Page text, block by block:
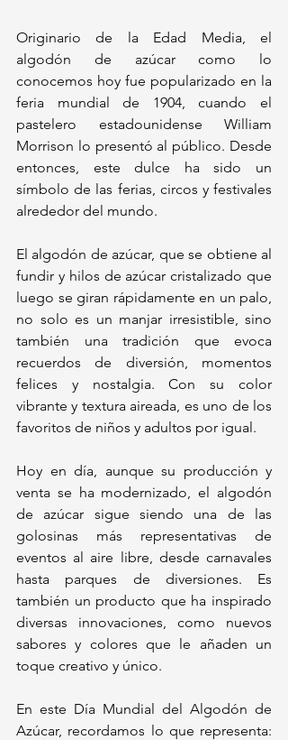
Originario de la Edad Media, el
algodón de azúcar como lo
conocemos hoy fue popularizado en la
feria mundial de 1904, cuando el
pastelero estadounidense William
Morrison lo presentó al público. Desde
entonces, este dulce ha sido un
símbolo de las ferias, circos y festivales
alrededor del mundo.
El algodón de azúcar, que se obtiene al
fundir y hilos de azúcar cristalizado que
luego se giran rápidamente en un palo,
no solo es un manjar irresistible, sino
también una tradición que evoca
recuerdos de diversión, momentos
felices y nostalgia. Con su color
vibrante y textura aireada, es uno de los
favoritos de niños y adultos por igual.
Hoy en día, aunque su producción y
venta se ha modernizado, el algodón
de azúcar sigue siendo una de las
golosinas más representativas de
eventos al aire libre, desde carnavales
hasta parques de diversiones. Es
también un producto que ha inspirado
diversas innovaciones, como nuevos
sabores y colores que le añaden un
toque creativo y único.
En este Día Mundial del Algodón de
Azúcar, recordamos lo que representa: